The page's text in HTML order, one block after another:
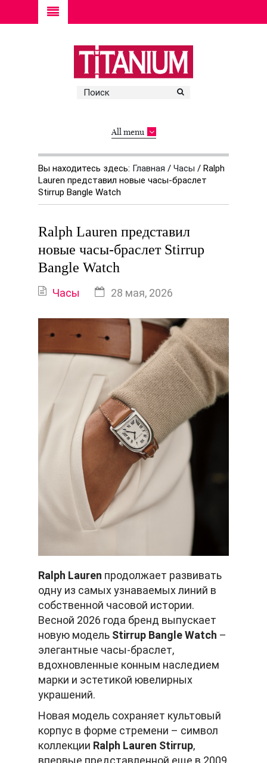
All menu
Вы находитесь здесь: Главная / Часы / Ralph
Lauren представил новые часы-браслет
Stirrup Bangle Watch
Ralph Lauren представил
новые часы-браслет Stirrup
Bangle Watch
Часы 28 мая, 2026
Ralph Lauren продолжает развивать
одну из самых узнаваемых линий в
собственной часовой истории.
Весной 2026 года бренд выпускает
новую модель Stirrup Bangle Watch –
элегантные часы-браслет,
вдохновленные конным наследием
марки и эстетикой ювелирных
украшений.
Новая модель сохраняет культовый
корпус в форме стремени – символ
коллекции Ralph Lauren Stirrup,
впервые представленной еще в 2009